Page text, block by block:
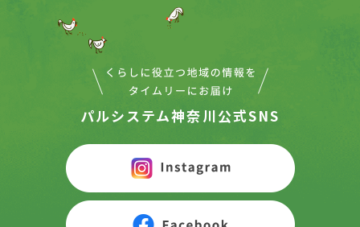
パルシステム神奈川公式SNS